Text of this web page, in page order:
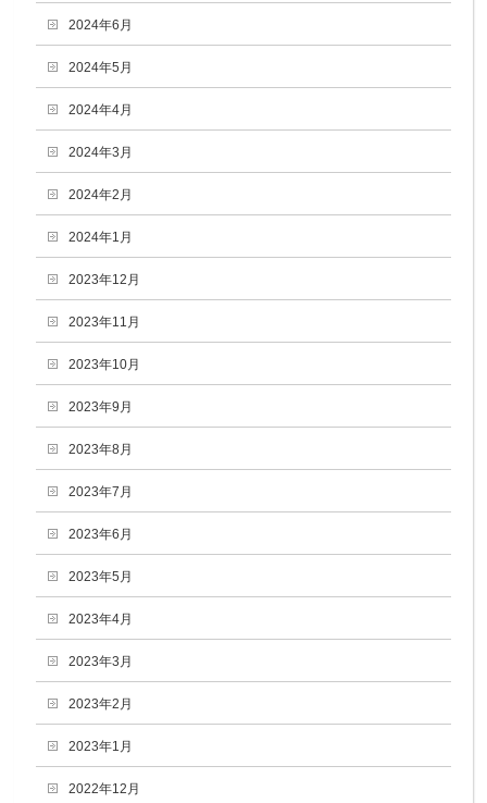
2024年6月
2024年5月
2024年4月
2024年3月
2024年2月
2024年1月
2023年12月
2023年11月
2023年10月
2023年9月
2023年8月
2023年7月
2023年6月
2023年5月
2023年4月
2023年3月
2023年2月
2023年1月
2022年12月